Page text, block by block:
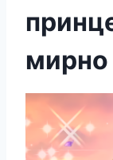
мирно